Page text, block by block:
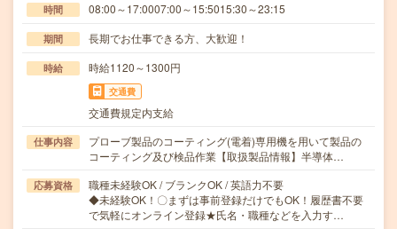
時間 08:00～17:0007:00～15:5015:30～23:15
期間 長期でお仕事できる方、大歓迎！
時給 時給1120～1300円
交通費
交通費規定内支給
仕事内容
プローブ製品のコーティング(電着)専用機を用いて製品の
コーティング及び検品作業【取扱製品情報】半導体…
応募資格
職種未経験OK / ブランクOK / 英語力不要
◆未経験OK！〇まずは事前登録だけでもOK！履歴書不要
で気軽にオンライン登録★氏名・職種などを入力す…